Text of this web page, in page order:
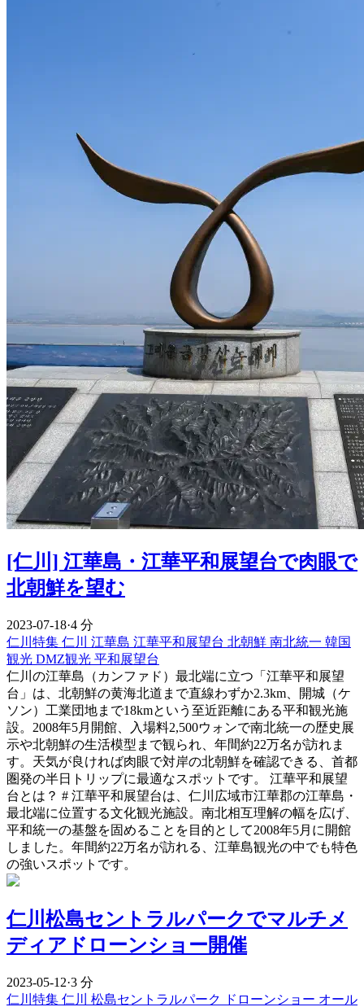
[仁川] 江華島・江華平和展望台で肉眼で
北朝鮮を望む
2023-07-18·4 分
仁川特集 仁川 江華島 江華平和展望台 北朝鮮 南北統一 韓国
観光 DMZ観光 平和展望台
仁川の江華島（カンファド）最北端に立つ「江華平和展望
台」は、北朝鮮の黄海北道まで直線わずか2.3km、開城（ケ
ソン）工業団地まで18kmという至近距離にある平和観光施
設。2008年5月開館、入場料2,500ウォンで南北統一の歴史展
示や北朝鮮の生活模型まで観られ、年間約22万名が訪れま
す。天気が良ければ肉眼で対岸の北朝鮮を確認できる、首都
圏発の半日トリップに最適なスポットです。 江華平和展望
台とは？ # 江華平和展望台は、仁川広域市江華郡の江華島・
最北端に位置する文化観光施設。南北相互理解の幅を広げ、
平和統一の基盤を固めることを目的として2008年5月に開館
しました。年間約22万名が訪れる、江華島観光の中でも特色
の強いスポットです。
仁川松島セントラルパークでマルチメ
ディアドローンショー開催
2023-05-12·3 分
仁川特集 仁川 松島セントラルパーク ドローンショー オール